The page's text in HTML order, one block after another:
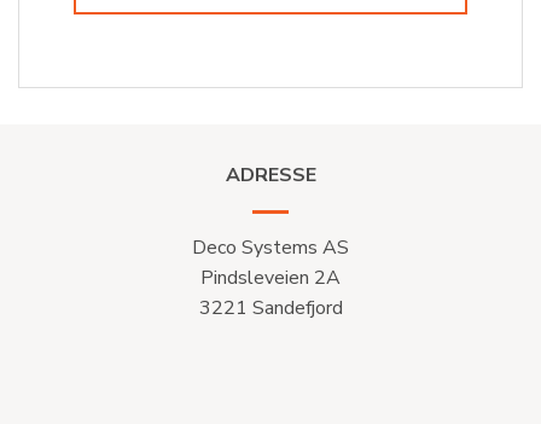
ADRESSE
Deco Systems AS
Pindsleveien 2A
3221 Sandefjord